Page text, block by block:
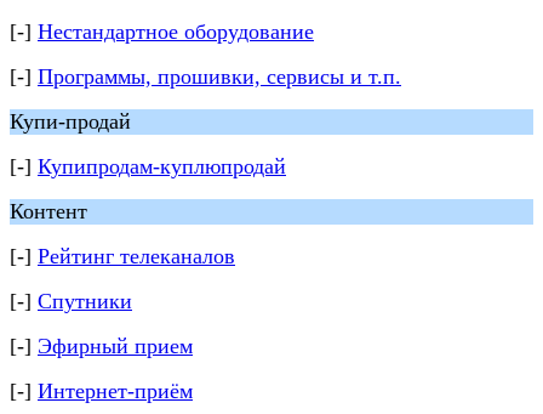
[-] Нестандартное оборудование
[-] Программы, прошивки, сервисы и т.п.
Купи-продай
[-] Купипродам-куплюпродай
Контент
[-] Рейтинг телеканалов
[-] Спутники
[-] Эфирный прием
[-] Интернет-приём